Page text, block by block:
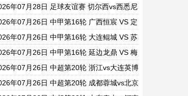
年07月28日 足球友谊赛 切尔西vs西悉尼
步者 全场录像
年07月26日 中甲第16轮 广西恒宸 VS 定
赣联 全场录像
年07月26日 中甲第16轮 大连鲲城 VS 苏
东吴 全场录像
年07月26日 中甲第16轮 延边龙鼎 VS 梅
客家 全场录像
年07月26日 中超第20轮 浙江vs大连英博
场录像
年07月26日 中超第20轮 成都蓉城vs北京